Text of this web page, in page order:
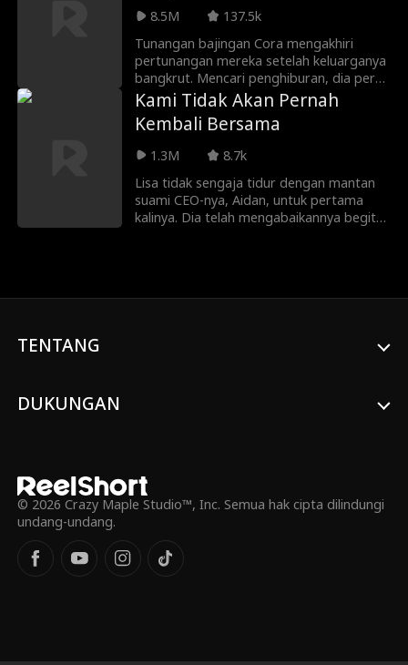
palsu dengan pria itu di akhir pekan...
8.5M
137.5k
Tunangan bajingan Cora mengakhiri
pertunangan mereka setelah keluarganya
bangkrut. Mencari penghiburan, dia pergi
ke sebuah bar dan tidur dengan orang
terkaya di kota, yang kebetulan juga
adalah paman bajingan!
Kami Tidak Akan Pernah
Kembali Bersama
1.3M
8.7k
Lisa tidak sengaja tidur dengan mantan
suami CEO-nya, Aidan, untuk pertama
kalinya. Dia telah mengabaikannya begitu
sekretarisnya dan mulai mengejarnya!
TENTANG
DUKUNGAN
© 2026 Crazy Maple Studio™, Inc. Semua hak cipta dilindungi
undang-undang.